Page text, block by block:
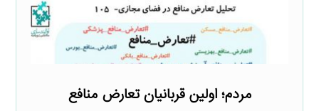
مردم؛ اولین قربانیان تعارض منافع